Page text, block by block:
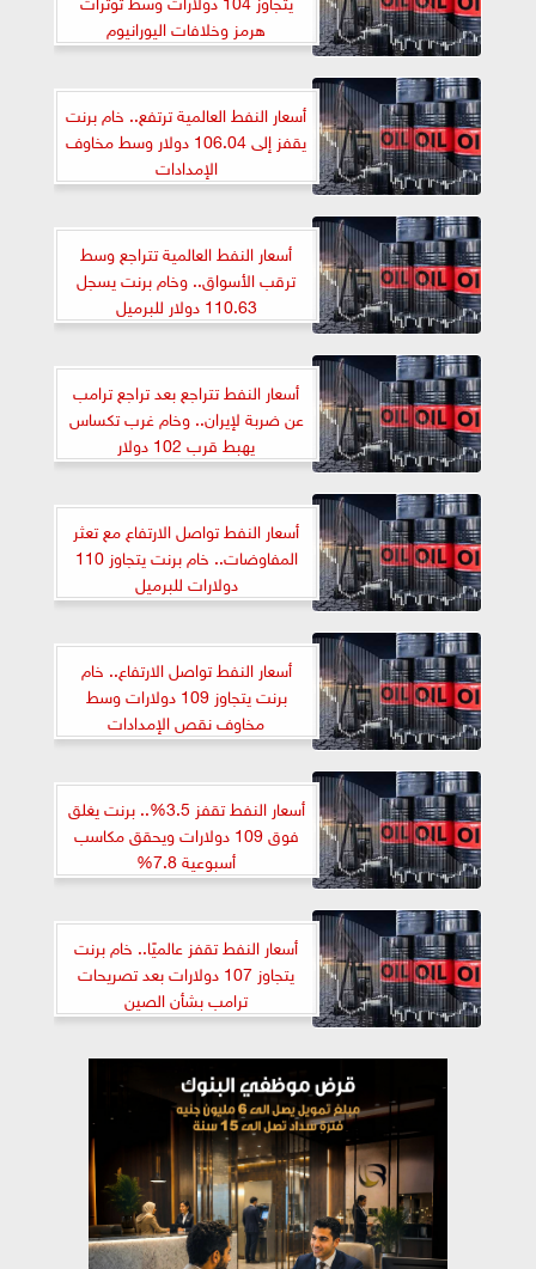
هرمز وخلافات اليورانيوم
أسعار النفط العالمية ترتفع.. خام برنت
يقفز إلى 106.04 دولار وسط مخاوف
الإمدادات
أسعار النفط العالمية تتراجع وسط
ترقب الأسواق.. وخام برنت يسجل
110.63 دولار للبرميل
أسعار النفط تتراجع بعد تراجع ترامب
عن ضربة لإيران.. وخام غرب تكساس
يهبط قرب 102 دولار
أسعار النفط تواصل الارتفاع مع تعثر
المفاوضات.. خام برنت يتجاوز 110
دولارات للبرميل
أسعار النفط تواصل الارتفاع.. خام
برنت يتجاوز 109 دولارات وسط
مخاوف نقص الإمدادات
أسعار النفط تقفز 3.5%.. برنت يغلق
فوق 109 دولارات ويحقق مكاسب
أسبوعية 7.8%
أسعار النفط تقفز عالميًا.. خام برنت
يتجاوز 107 دولارات بعد تصريحات
ترامب بشأن الصين